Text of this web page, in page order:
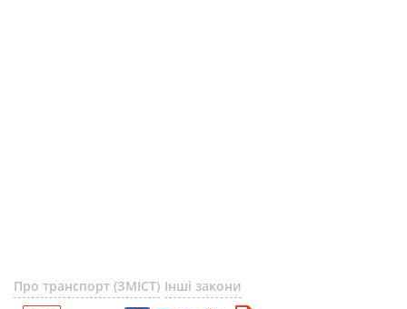
Про транспорт (ЗМІСТ) Інші закони